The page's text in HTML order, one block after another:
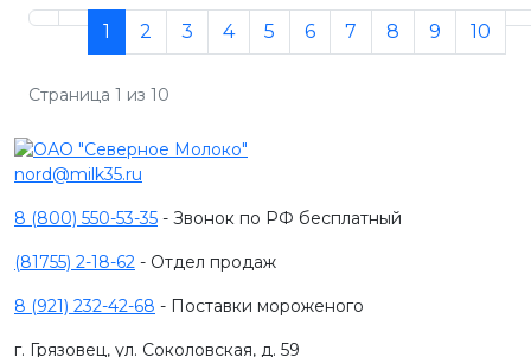
1 2 3 4 5 6 7 8 9 10
Страница 1 из 10
nord@milk35.ru
8 (800) 550-53-35 - Звонок по РФ бесплатный
(81755) 2-18-62 - Отдел продаж
8 (921) 232-42-68 - Поставки мороженого
г. Грязовец, ул. Соколовская, д. 59